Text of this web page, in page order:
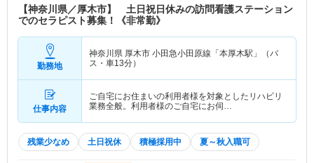
【神奈川県／厚木市】 土日祝日休みの訪問看護ステーション
でのセラピスト募集！《非常勤》
勤務地
神奈川県 厚木市 小田急小田原線「本厚木駅」（バ
ス・車13分）
仕事内容
ご自宅にお住まいの利用者様を対象としたリハビリ
業務全般。利用者様のご自宅にお伺…
残業少なめ 土日祝休 積極採用中 夏～秋入職可